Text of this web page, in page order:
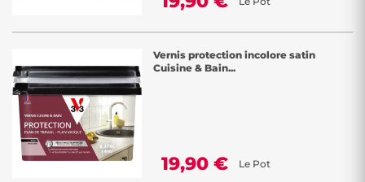
Vernis protection incolore satin
Cuisine & Bain...
19,90 € Le Pot